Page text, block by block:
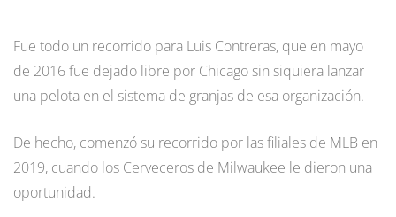
Fue todo un recorrido para Luis Contreras, que en mayo
de 2016 fue dejado libre por Chicago sin siquiera lanzar
una pelota en el sistema de granjas de esa organización.
De hecho, comenzó su recorrido por las filiales de MLB en
2019, cuando los Cerveceros de Milwaukee le dieron una
oportunidad.